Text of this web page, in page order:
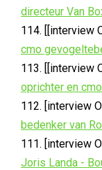
directeur Van
114. [[interview
cmo
113. [[interview
oprichter en
112. [interview
bedenker van
111. [interview
Joris Landa -